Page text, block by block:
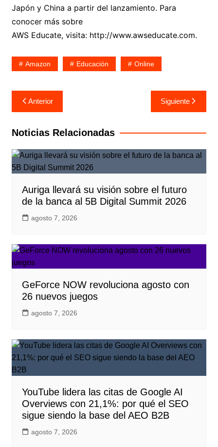
Japón y China a partir del lanzamiento. Para
conocer más sobre
AWS Educate, visita: http://www.awseducate.com.
Amazon Educación Online
Navegación
de
entradas
Anterior Siguiente
Noticias Relacionadas
Auriga llevará su visión sobre el futuro
de la banca al 5B Digital Summit 2026
agosto 7, 2026
GeForce NOW revoluciona agosto con
26 nuevos juegos
agosto 7, 2026
YouTube lidera las citas de Google AI
Overviews con 21,1%: por qué el SEO
sigue siendo la base del AEO B2B
agosto 7, 2026